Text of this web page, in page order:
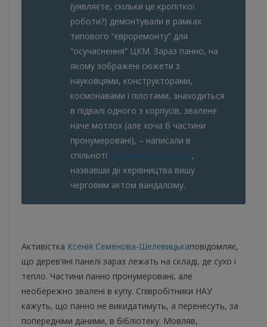
(уявляєте, скільки це кропіткої
роботи?) демонтували в рамках
типового “євроремонту” для
“осучаснення” ЦКМ. Зараз панно, на
якому зображені сюжети з
науковцями, конструкторами,
космонавами і пілотами, знаходиться
в підвалі одного з корпусів, звалене
наче мотлох (але хоча б частини
пронумеровані), – написали в
спільноті Ukrainian Modernism,
назвавши дії керівництва вишу
черговим актом вандалізму.
Активістка Ксенія Семенова-Шелевицькаповідомляє,
що дерев’яні панелі зараз лежать на складі, де сухо і
тепло. Частини панно пронумеровані, але
необережно звалені в купу. Співробітники НАУ
кажуть, що панно не викидатимуть, а перенесуть, за
попередніми даними, в бібліотеку. Мовляв,